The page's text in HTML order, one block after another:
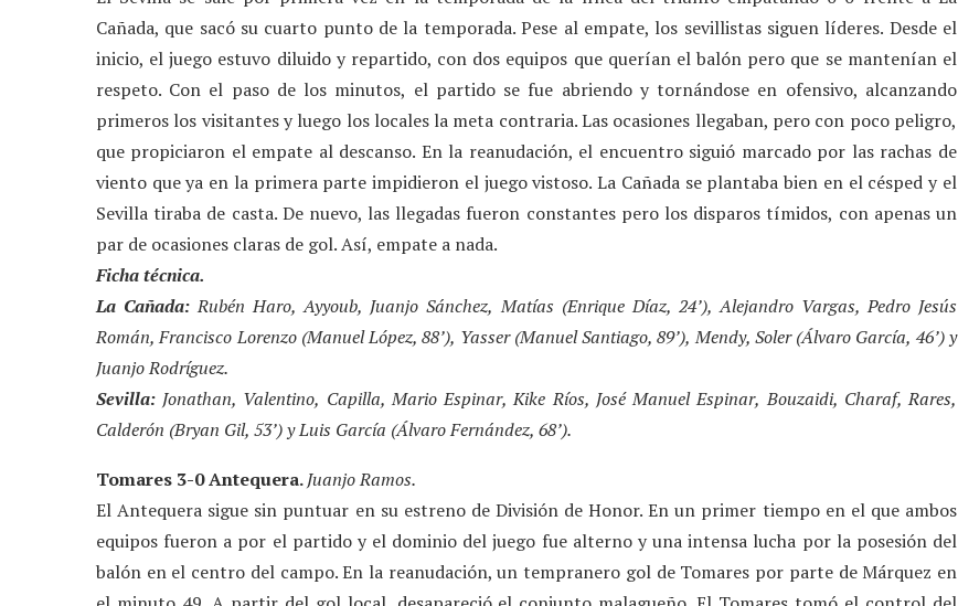
Cañada, que sacó su cuarto punto de la temporada. Pese al empate, los sevillistas siguen líderes. Desde el
inicio, el juego estuvo diluido y repartido, con dos equipos que querían el balón pero que se mantenían el
respeto. Con el paso de los minutos, el partido se fue abriendo y tornándose en ofensivo, alcanzando
primeros los visitantes y luego los locales la meta contraria. Las ocasiones llegaban, pero con poco peligro,
que propiciaron el empate al descanso. En la reanudación, el encuentro siguió marcado por las rachas de
viento que ya en la primera parte impidieron el juego vistoso. La Cañada se plantaba bien en el césped y el
Sevilla tiraba de casta. De nuevo, las llegadas fueron constantes pero los disparos tímidos, con apenas un
par de ocasiones claras de gol. Así, empate a nada.
Ficha técnica.
La Cañada: Rubén Haro, Ayyoub, Juanjo Sánchez, Matías (Enrique Díaz, 24’), Alejandro Vargas, Pedro Jesús
Román, Francisco Lorenzo (Manuel López, 88’), Yasser (Manuel Santiago, 89’), Mendy, Soler (Álvaro García, 46’) y
Juanjo Rodríguez.
Sevilla: Jonathan, Valentino, Capilla, Mario Espinar, Kike Ríos, José Manuel Espinar, Bouzaidi, Charaf, Rares,
Calderón (Bryan Gil, 53’) y Luis García (Álvaro Fernández, 68’).
Tomares 3-0 Antequera.Juanjo Ramos.
El Antequera sigue sin puntuar en su estreno de División de Honor. En un primer tiempo en el que ambos
equipos fueron a por el partido y el dominio del juego fue alterno y una intensa lucha por la posesión del
balón en el centro del campo. En la reanudación, un tempranero gol de Tomares por parte de Márquez en